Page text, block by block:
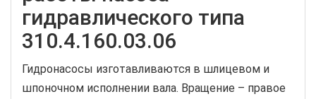
гидравлического типа
310.4.160.03.06
Гидронасосы изготавливаются в шлицевом и
шпоночном исполнении вала. Вращение – правое